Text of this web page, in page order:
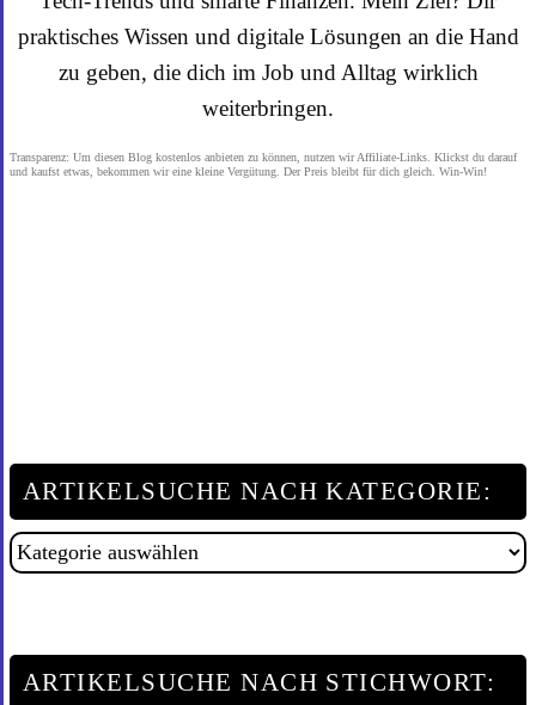
praktisches Wissen und digitale Lösungen an die Hand
zu geben, die dich im Job und Alltag wirklich
weiterbringen.
Transparenz: Um diesen Blog kostenlos anbieten zu können, nutzen wir Affiliate-Links. Klickst du darauf
und kaufst etwas, bekommen wir eine kleine Vergütung. Der Preis bleibt für dich gleich. Win-Win!
ARTIKELSUCHE NACH KATEGORIE:
Artikelsuche
ARTIKELSUCHE NACH STICHWORT: